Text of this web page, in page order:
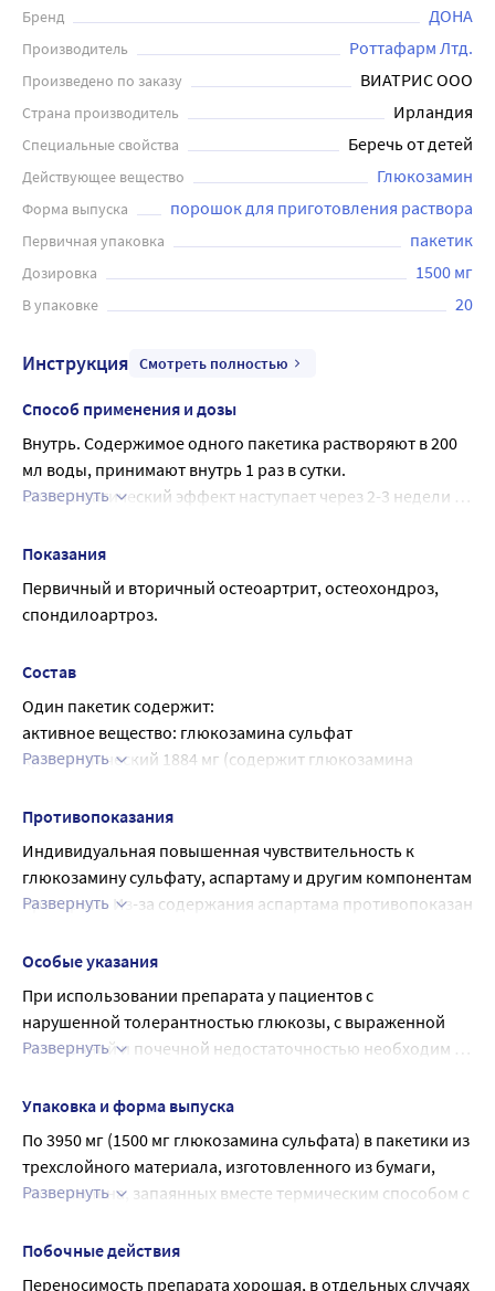
Дона представлена в виде порошка, который нужно
развести в в 200 мл воды и принимать внутрь 1 раз в
комплексной терапии заболеваний суставов и может
быть назначено врачом при лечении остеоартрита,
остеохондроза, спондилоартроза и других патологий
суставов. Упаковка содержит 20 порций по 1500 мг
препарата, которые легко использовать и удобны в
Бренд ДОНА
Производитель Роттафарм Лтд.
Произведено по заказу ВИАТРИС ООО
Страна производитель Ирландия
Специальные свойства Беречь от детей
Действующее вещество Глюкозамин
Форма выпуска порошок для приготовления раствора
Первичная упаковка пакетик
Дозировка 1500 мг
В упаковке 20
Инструкция Смотреть полностью
Способ применения и дозы
Внутрь. Содержимое одного пакетика растворяют в 200
мл воды, принимают внутрь 1 раз в сутки.
Симптоматический эффект наступает через 2-3 недели
схему лечения назначает лечащий врач. Минимальный
курс терапии составляет 6 недель.
Развернуть
Показания
Первичный и вторичный остеоартрит, остеохондроз,
спондилоартроз.
Состав
Один пакетик содержит:
активное вещество: глюкозамина сульфат
кристаллический 1884 мг (содержит глюкозамина
вспомогательные вещества: аспартам, сорбитол,
Развернуть
Противопоказания
Индивидуальная повышенная чувствительность к
глюкозамину сульфату, аспартаму и другим компонентам
препарата. Из-за содержания аспартама противопоказан
Не рекомендуется назначение препарата в период
12 лет) из-за отсутствия научных клинических данных у
этой категории пациентов.
С осторожностью
аллергией на морепродукты (креветки, моллюски).
Развернуть
Особые указания
При использовании препарата у пациентов с
нарушенной толерантностью глюкозы, с выраженной
печеночной и почечной недостаточностью необходим
Развернуть
Упаковка и форма выпуска
По 3950 мг (1500 мг глюкозамина сульфата) в пакетики из
трехслойного материала, изготовленного из бумаги,
полиэтилена, запаянных вместе термическим способом с
непосредственно соприкасается с содержимым
Развернуть
Побочные действия
Переносимость препарата хорошая, в отдельных случаях